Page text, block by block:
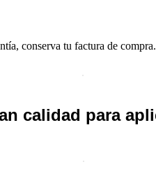
conserva tu factura de compra.
calidad para